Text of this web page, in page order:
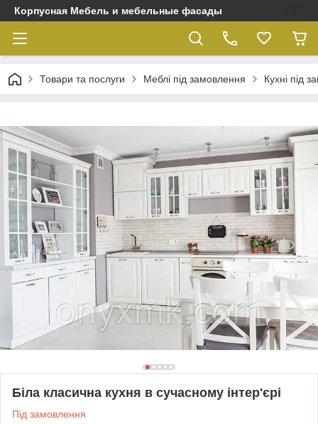
Корпусная Мебель и мебельные фасады
Товари та послуги Меблі під замовлення Кухні під
Біла класична кухня в сучасному інтер'єрі
Під замовлення